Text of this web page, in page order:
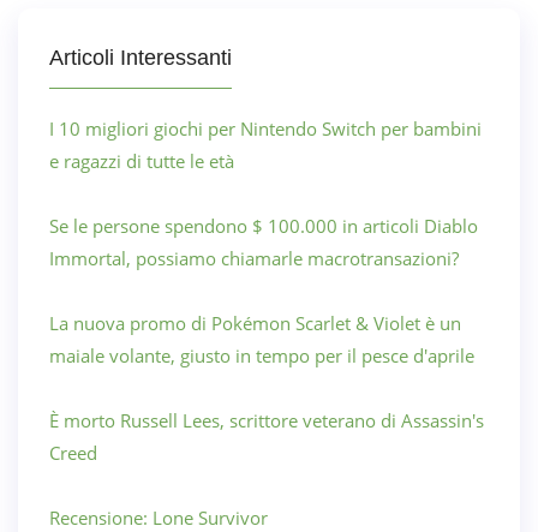
Articoli Interessanti
I 10 migliori giochi per Nintendo Switch per bambini
e ragazzi di tutte le età
Se le persone spendono $ 100.000 in articoli Diablo
Immortal, possiamo chiamarle macrotransazioni?
La nuova promo di Pokémon Scarlet & Violet è un
maiale volante, giusto in tempo per il pesce d'aprile
È morto Russell Lees, scrittore veterano di Assassin's
Creed
Recensione: Lone Survivor